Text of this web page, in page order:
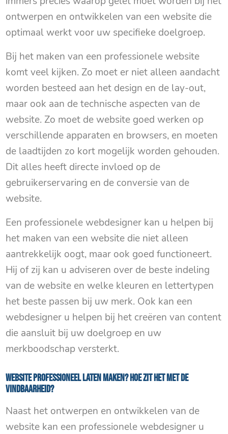
ontwerpen en ontwikkelen van een website die
optimaal werkt voor uw specifieke doelgroep.
Bij het maken van een professionele website
komt veel kijken. Zo moet er niet alleen aandacht
worden besteed aan het design en de lay-out,
maar ook aan de technische aspecten van de
website. Zo moet de website goed werken op
verschillende apparaten en browsers, en moeten
de laadtijden zo kort mogelijk worden gehouden.
Dit alles heeft directe invloed op de
gebruikerservaring en de conversie van de
website.
Een professionele webdesigner kan u helpen bij
het maken van een website die niet alleen
aantrekkelijk oogt, maar ook goed functioneert.
Hij of zij kan u adviseren over de beste indeling
van de website en welke kleuren en lettertypen
het beste passen bij uw merk. Ook kan een
webdesigner u helpen bij het creëren van content
die aansluit bij uw doelgroep en uw
merkboodschap versterkt.
Website professioneel laten maken? Hoe zit het met de
vindbaarheid?
Naast het ontwerpen en ontwikkelen van de
website kan een professionele webdesigner u